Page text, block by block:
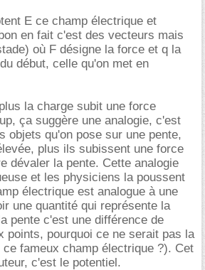
E ce champ électrique et
en fait c'est des vecteurs mais
où F désigne la force et q la
début, celle qu'on met en
la charge subit une force
ça suggère une analogie, c'est
objets qu'on pose sur une pente,
plus ils subissent une force
dévaler la pente. Cette analogie
et les physiciens la poussent
électrique est analogue à une
une quantité qui représente la
pente c'est une différence de
points, pourquoi ce ne serait pas la
ce fameux champ électrique ?). Cet
c'est le potentiel.